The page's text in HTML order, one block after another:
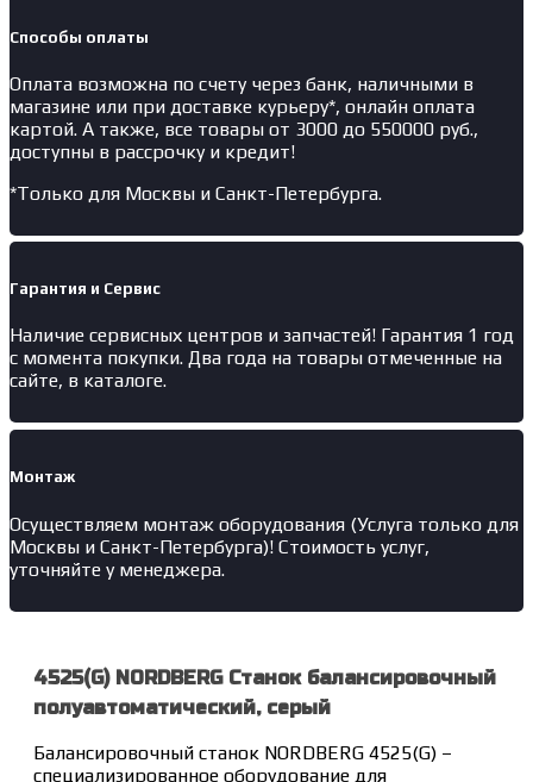
Способы оплаты
Оплата возможна по счету через банк, наличными в
магазине или при доставке курьеру*, онлайн оплата
картой. А также, все товары от 3000 до 550000 руб.,
доступны в рассрочку и кредит!
*Только для Москвы и Санкт-Петербурга.
Гарантия и Сервис
Наличие сервисных центров и запчастей! Гарантия 1 год
с момента покупки. Два года на товары отмеченные на
сайте, в каталоге.
Монтаж
Осуществляем монтаж оборудования (Услуга только для
Москвы и Санкт-Петербурга)! Стоимость услуг,
уточняйте у менеджера.
4525(G) NORDBERG Станок балансировочный
полуавтоматический, серый
Балансировочный станок NORDBERG 4525(G) –
специализированное оборудование для